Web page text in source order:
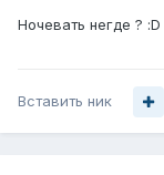
Ночевать негде ? :D
Вставить ник